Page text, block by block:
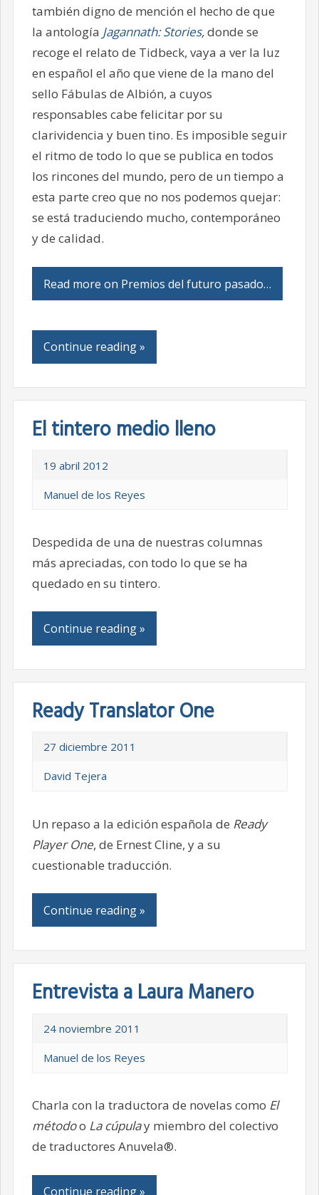
también digno de mención el hecho de que
la antología Jagannath: Stories,donde se
recoge el relato de Tidbeck, vaya a ver la luz
en español el año que viene de la mano del
sello Fábulas de Albión, a cuyos
responsables cabe felicitar por su
clarividencia y buen tino. Es imposible seguir
el ritmo de todo lo que se publica en todos
los rincones del mundo, pero de un tiempo a
esta parte creo que no nos podemos quejar:
se está traduciendo mucho, contemporáneo
y de calidad.
Read more on Premios del futuro pasado…
Continue reading »
El tintero medio lleno
19 abril 2012
Manuel de los Reyes
Despedida de una de nuestras columnas
más apreciadas, con todo lo que se ha
quedado en su tintero.
Continue reading »
Ready Translator One
27 diciembre 2011
David Tejera
Un repaso a la edición española de Ready
Player One, de Ernest Cline, y a su
cuestionable traducción.
Continue reading »
Entrevista a Laura Manero
24 noviembre 2011
Manuel de los Reyes
Charla con la traductora de novelas como El
métodoo La cúpulay miembro del colectivo
de traductores Anuvela®.
Continue reading »